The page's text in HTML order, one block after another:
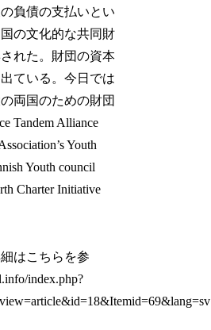
負債の支払いとい
の文化的な共同財
れた。財団の資本
ている。今日では
両国のための財団
Tandem Alliance
Youth
Youth council
Charter Initiative
はこちらを参
index.php?